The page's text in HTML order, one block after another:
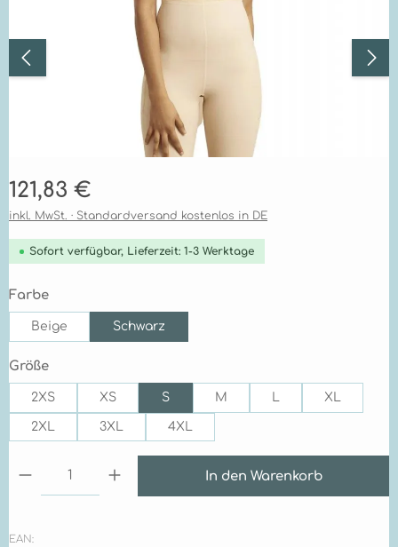
Regulärer Preis:
121,83 €
inkl. MwSt. · Standardversand kostenlos in DE
Sofort verfügbar, Lieferzeit: 1-3 Werktage
Farbeauswählen
Beige Schwarz
Größeauswählen
2XS XS S M L XL
2XL 3XL 4XL
Produkt Anzahl: Gib den gewünschten Wert
In den Warenkorb
EAN: